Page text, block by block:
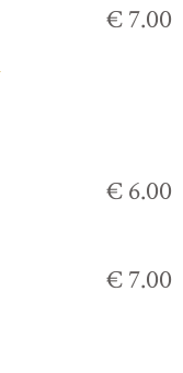
€ 7.00
€ 6.00
€ 7.00